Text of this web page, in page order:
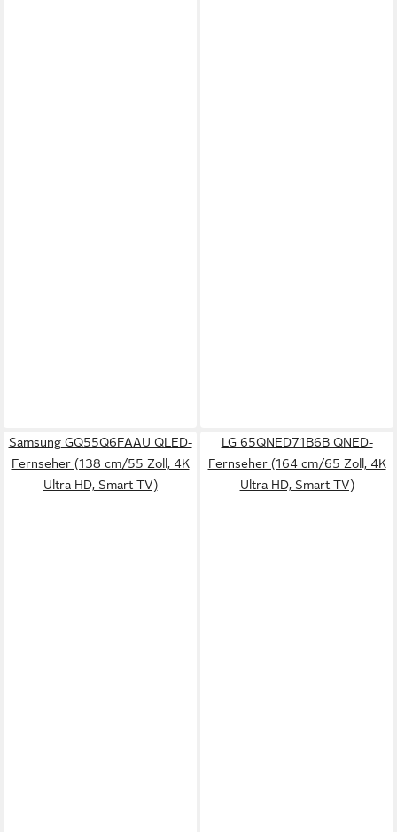
Samsung GQ55Q6FAAU QLED-
Fernseher (138 cm/55 Zoll, 4K
Ultra HD, Smart-TV)
LG 65QNED71B6B QNED-
Fernseher (164 cm/65 Zoll, 4K
Ultra HD, Smart-TV)